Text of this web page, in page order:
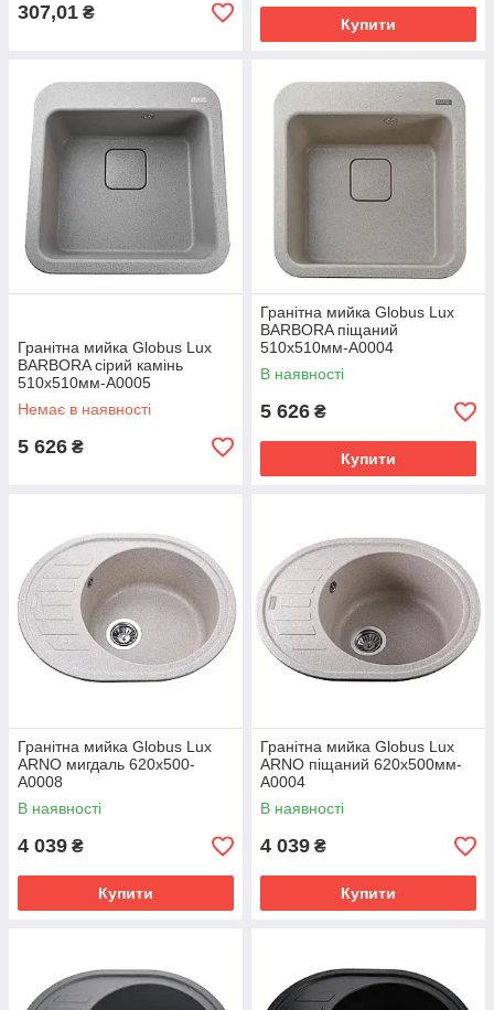
307,01 ₴
Купити
Гранітна мийка Globus Lux
BARBORA сірий камiнь
510x510мм-А0005
Немає в наявності
5 626 ₴
Гранітна мийка Globus Lux
BARBORA піщаний
510х510мм-А0004
В наявності
5 626 ₴
Купити
Гранітна мийка Globus Lux
ARNO мигдаль 620х500-
А0008
В наявності
4 039 ₴
Купити
Гранітна мийка Globus Lux
ARNO піщаний 620х500мм-
А0004
В наявності
4 039 ₴
Купити